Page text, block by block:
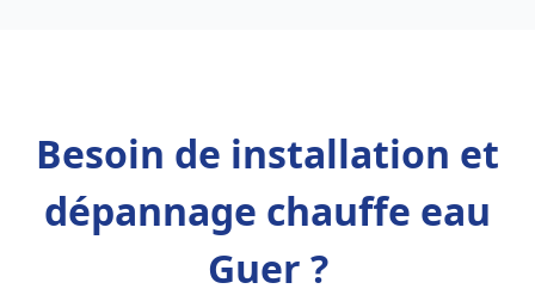
Besoin de installation et
dépannage chauffe eau
Guer ?